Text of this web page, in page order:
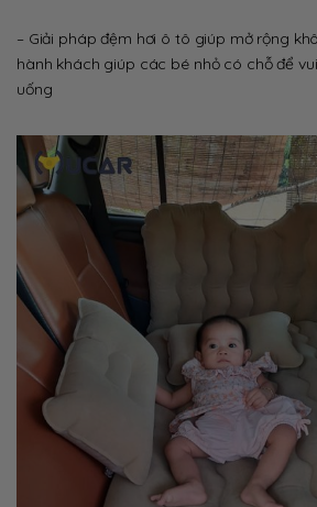
– Giải pháp đệm hơi ô tô giúp mở rộng
hành khách giúp các bé nhỏ có chỗ để
uống